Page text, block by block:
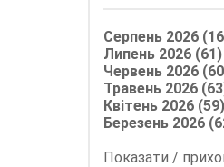
Серпень 2026
Липень 2026 (61)
Червень 2026
Травень 2026
Квітень 2026 (59)
Березень 2026
Показати /